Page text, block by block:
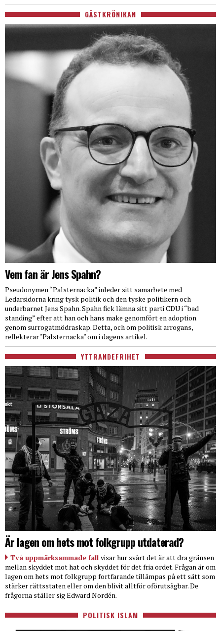
GÄSTKRÖNIKAN
Vem fan är Jens Spahn?
Pseudonymen “Palsternacka” inleder sitt samarbete med
Ledarsidorna kring tysk politik och den tyske politikern och
underbarnet Jens Spahn. Spahn fick lämna sitt parti CDU i “bad
standing” efter att han och hans make genomfört en adoption
genom surrogatmödraskap. Detta, och om politisk arrogans,
reflekterar "Palsternacka" om i dagens artikel.
YTTRANDEFRIHET
Är lagen om hets mot folkgrupp utdaterad?
Två uppmärksammade fall visar hur svårt det är att dra gränsen
mellan skyddet mot hat och skyddet för det fria ordet. Frågan är om
lagen om hets mot folkgrupp fortfarande tillämpas på ett sätt som
stärker rättsstaten eller om den blivit alltför oförutsägbar. De
frågorna ställer sig Edward Nordén.
POLITISK ISLAM